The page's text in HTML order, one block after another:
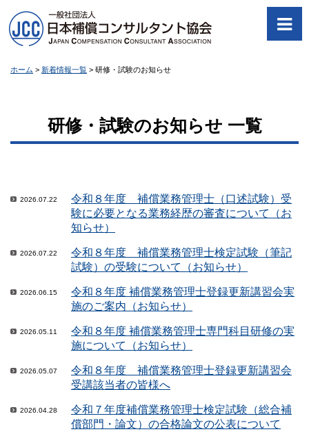
ホーム > 新着情報一覧 > 研修・試験のお知らせ
研修・試験のお知らせ 一覧
2026.07.22
令和８年度 補償業務管理士（口述試験）受
験に必要となる業務経歴の審査について（お
知らせ）
2026.07.22
令和８年度 補償業務管理士検定試験（筆記
試験）の受験について（お知らせ）
2026.06.15
令和８年度 補償業務管理士登録更新講習会実
施のご案内（お知らせ）
2026.05.11
令和８年度 補償業務管理士専門科目研修の実
施について（お知らせ）
2026.05.07
令和８年度 補償業務管理士登録更新講習会
受講該当者の皆様へ
2026.04.28
令和７年度補償業務管理士検定試験（総合補
償部門・論文）の合格論文の公表について